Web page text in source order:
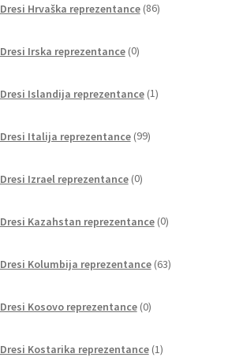
Dresi Hrvaška reprezentance 86izdelkov
Dresi Irska reprezentance 0izdelkov
Dresi Islandija reprezentance 1izdelek
Dresi Italija reprezentance 99izdelkov
Dresi Izrael reprezentance 0izdelkov
Dresi Kazahstan reprezentance 0izdelkov
Dresi Kolumbija reprezentance 63izdelkov
Dresi Kosovo reprezentance 0izdelkov
Dresi Kostarika reprezentance 1izdelek